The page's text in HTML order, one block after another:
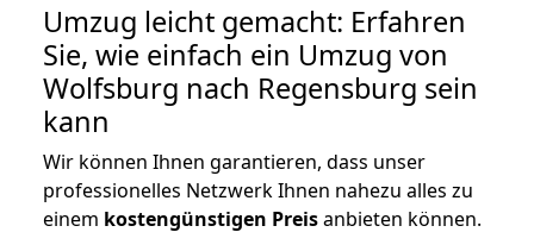
Umzug leicht gemacht: Erfahren
Sie, wie einfach ein Umzug von
Wolfsburg nach Regensburg sein
kann
Wir können Ihnen garantieren, dass unser
professionelles Netzwerk Ihnen nahezu alles zu
einem kostengünstigen Preisanbieten können.